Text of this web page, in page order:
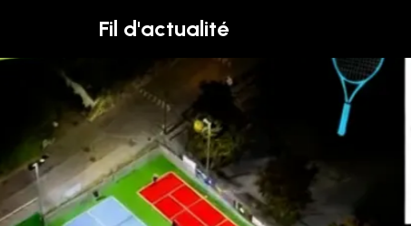
Fil d'actualité